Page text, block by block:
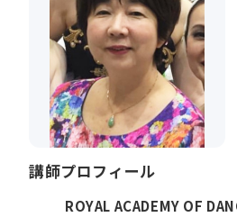
講師プロフィール
ROYAL ACADEMY OF